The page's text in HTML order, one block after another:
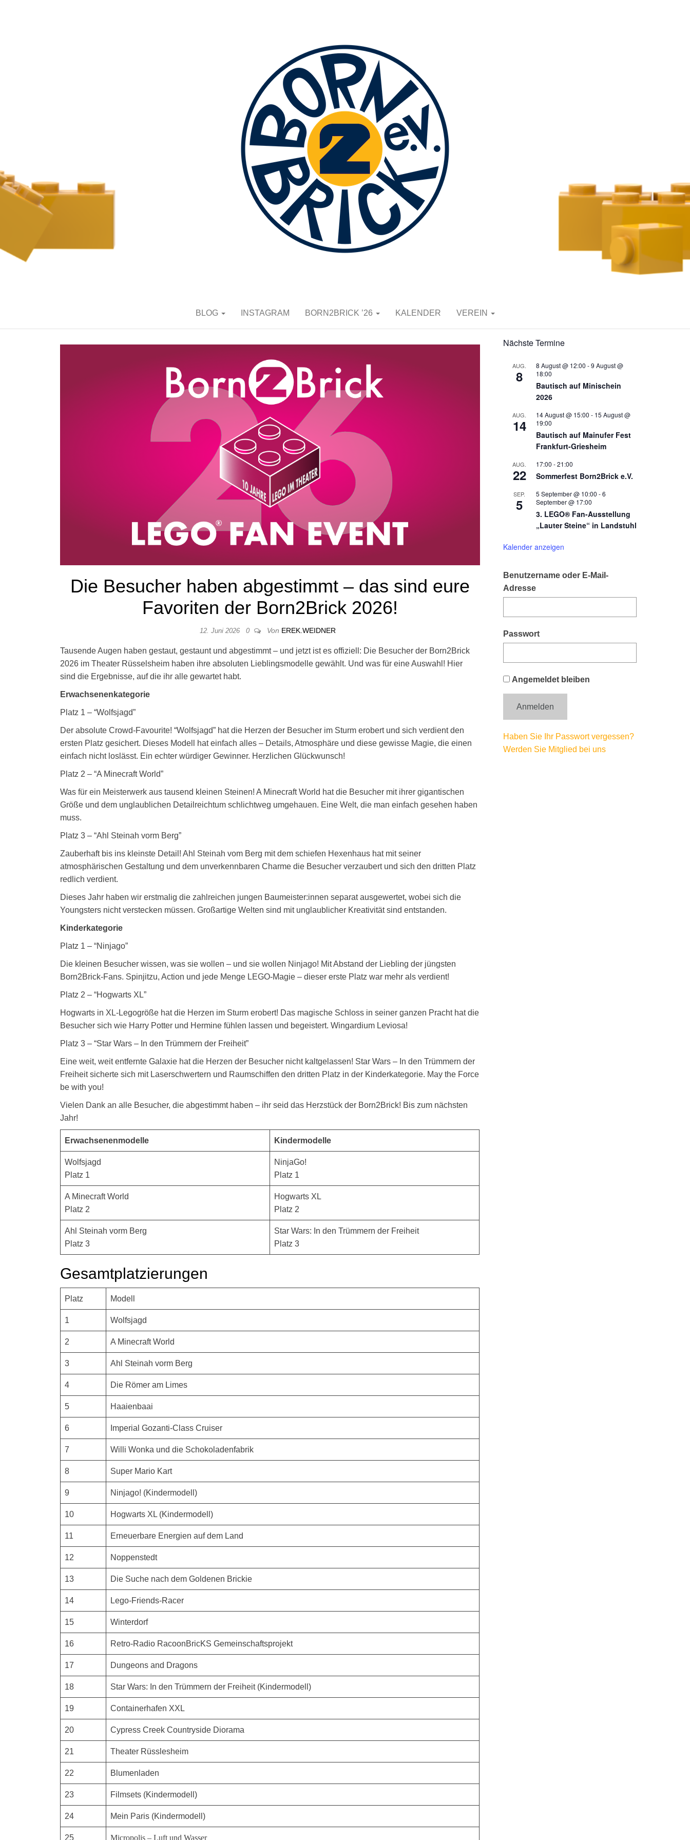
BLOG INSTAGRAM BORN2BRICK ’26 KALENDER VEREIN
Die Besucher haben abgestimmt – das sind eure
Favoriten der Born2Brick 2026!
12. Juni 2026 0 Von EREK.WEIDNER
Tausende Augen haben gestaut, gestaunt und abgestimmt – und jetzt ist es offiziell: Die Besucher der Born2Brick
2026 im Theater Rüsselsheim haben ihre absoluten Lieblingsmodelle gewählt. Und was für eine Auswahl! Hier
sind die Ergebnisse, auf die ihr alle gewartet habt.
Erwachsenenkategorie
Platz 1 – “Wolfsjagd”
Der absolute Crowd-Favourite! “Wolfsjagd” hat die Herzen der Besucher im Sturm erobert und sich verdient den
ersten Platz gesichert. Dieses Modell hat einfach alles – Details, Atmosphäre und diese gewisse Magie, die einen
einfach nicht loslässt. Ein echter würdiger Gewinner. Herzlichen Glückwunsch!
Platz 2 – “A Minecraft World”
Was für ein Meisterwerk aus tausend kleinen Steinen! A Minecraft World hat die Besucher mit ihrer gigantischen
Größe und dem unglaublichen Detailreichtum schlichtweg umgehauen. Eine Welt, die man einfach gesehen haben
muss.
Platz 3 – “Ahl Steinah vorm Berg”
Zauberhaft bis ins kleinste Detail! Ahl Steinah vom Berg mit dem schiefen Hexenhaus hat mit seiner
atmosphärischen Gestaltung und dem unverkennbaren Charme die Besucher verzaubert und sich den dritten Platz
redlich verdient.
Dieses Jahr haben wir erstmalig die zahlreichen jungen Baumeister:innen separat ausgewertet, wobei sich die
Youngsters nicht verstecken müssen. Großartige Welten sind mit unglaublicher Kreativität sind entstanden.
Kinderkategorie
Platz 1 – “Ninjago”
Die kleinen Besucher wissen, was sie wollen – und sie wollen Ninjago! Mit Abstand der Liebling der jüngsten
Born2Brick-Fans. Spinjitzu, Action und jede Menge LEGO-Magie – dieser erste Platz war mehr als verdient!
Platz 2 – “Hogwarts XL”
Hogwarts in XL-Legogröße hat die Herzen im Sturm erobert! Das magische Schloss in seiner ganzen Pracht hat die
Besucher sich wie Harry Potter und Hermine fühlen lassen und begeistert. Wingardium Leviosa!
Platz 3 – “Star Wars – In den Trümmern der Freiheit”
Eine weit, weit entfernte Galaxie hat die Herzen der Besucher nicht kaltgelassen! Star Wars – In den Trümmern der
Freiheit sicherte sich mit Laserschwertern und Raumschiffen den dritten Platz in der Kinderkategorie. May the Force
be with you!
Vielen Dank an alle Besucher, die abgestimmt haben – ihr seid das Herzstück der Born2Brick! Bis zum nächsten
Jahr!
Erwachsenenmodelle Kindermodelle
Wolfsjagd
Platz 1
NinjaGo!
Platz 1
A Minecraft World
Platz 2
Hogwarts XL
Platz 2
Ahl Steinah vorm Berg
Platz 3
Star Wars: In den Trümmern der Freiheit
Platz 3
Gesamtplatzierungen
Platz Modell
1 Wolfsjagd
2 A Minecraft World
3 Ahl Steinah vorm Berg
4 Die Römer am Limes
5 Haaienbaai
6 Imperial Gozanti-Class Cruiser
7 Willi Wonka und die Schokoladenfabrik
8 Super Mario Kart
9 Ninjago! (Kindermodell)
10 Hogwarts XL (Kindermodell)
11 Erneuerbare Energien auf dem Land
12 Noppenstedt
13 Die Suche nach dem Goldenen Brickie
14 Lego-Friends-Racer
15 Winterdorf
16 Retro-Radio RacoonBricKS Gemeinschaftsprojekt
17 Dungeons and Dragons
18 Star Wars: In den Trümmern der Freiheit (Kindermodell)
19 Containerhafen XXL
20 Cypress Creek Countryside Diorama
21 Theater Rüsslesheim
22 Blumenladen
23 Filmsets (Kindermodell)
24 Mein Paris (Kindermodell)
25 Micropolis – Luft und Wasser
Nächste Termine
AUG.
8
8 August @ 12:00 -9 August @
18:00
Bautisch auf Minischein
2026
AUG.
14
14 August @ 15:00 - 15 August @
19:00
Bautisch auf Mainufer Fest
Frankfurt-Griesheim
AUG.
22
17:00 -21:00
Sommerfest Born2Brick e.V.
SEP.
5
5 September @ 10:00 -6
September @ 17:00
3. LEGO® Fan-Ausstellung
„Lauter Steine“ in Landstuhl
Kalender anzeigen
Benutzername oder E-Mail-
Adresse
Passwort
Angemeldet bleiben
Haben Sie Ihr Passwort vergessen?
Werden Sie Mitglied bei uns